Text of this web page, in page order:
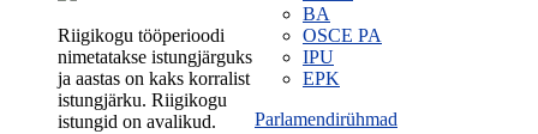
BA
OSCE PA
IPU
EPK
Parlamendirühmad
Riigikogu tööperioodi
nimetatakse istungjärguks
ja aastas on kaks korralist
istungjärku. Riigikogu
istungid on avalikud.